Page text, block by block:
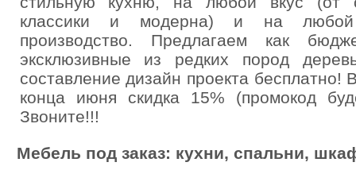
классики и модерна) и на любой
производство. Предлагаем как
эксклюзивные из редких пород
составление дизайн проекта
конца июня скидка 15% (промокод
Звоните!!!
Мебель под заказ: кухни, спальни,